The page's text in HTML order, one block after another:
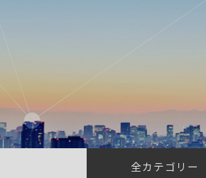
全カテゴリー